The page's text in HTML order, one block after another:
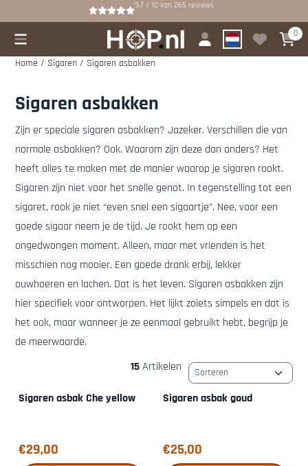
Cookievoorkeuren zijn beschikbaar. Kies instellingen of sta alle
9.7 / 10 van265 reviews
0
Home / Sigaren / Sigaren asbakken
Sigaren asbakken
Zijn er speciale sigaren asbakken? Jazeker. Verschillen die van
normale asbakken? Ook. Waarom zijn deze dan anders? Het
heeft alles te maken met de manier waarop je sigaren rookt.
Sigaren zijn niet voor het snelle genot. In tegenstelling tot een
sigaret, rook je niet “even snel een sigaartje”. Nee, voor een
goede sigaar neem je de tijd. Je rookt hem op een
ongedwongen moment. Alleen, maar met vrienden is het
misschien nog mooier. Een goede drank erbij, lekker
ouwhoeren en lachen. Dat is het leven. Sigaren asbakken zijn
hier specifiek voor ontworpen. Het lijkt zoiets simpels en dat is
het ook, maar wanneer je ze eenmaal gebruikt hebt, begrijp je
de meerwaarde.
15Artikelen Sorteermethode
Sigaren asbak Che yellow
Prijs: 29,00
€29,00
Sigaren asbak goud
Prijs: 25,00
€25,00